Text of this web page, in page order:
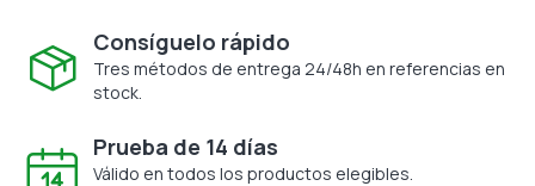
Consíguelo rápido
Tres métodos de entrega 24/48h en referencias en
stock.
Prueba de 14 días
Válido en todos los productos elegibles.